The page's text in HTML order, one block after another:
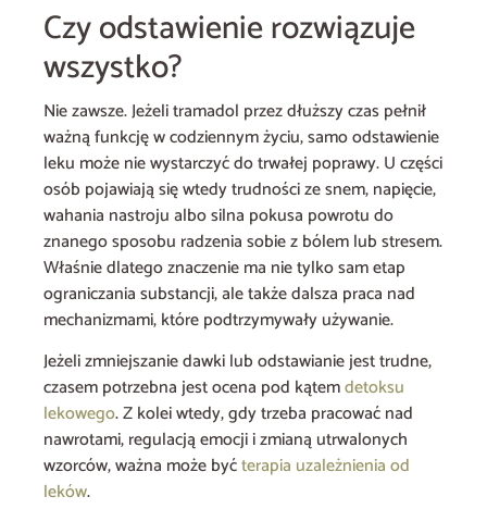
Czy odstawienie rozwiązuje
wszystko?
Nie zawsze. Jeżeli tramadol przez dłuższy czas pełnił
ważną funkcję w codziennym życiu, samo odstawienie
leku może nie wystarczyć do trwałej poprawy. U części
osób pojawiają się wtedy trudności ze snem, napięcie,
wahania nastroju albo silna pokusa powrotu do
znanego sposobu radzenia sobie z bólem lub stresem.
Właśnie dlatego znaczenie ma nie tylko sam etap
ograniczania substancji, ale także dalsza praca nad
mechanizmami, które podtrzymywały używanie.
Jeżeli zmniejszanie dawki lub odstawianie jest trudne,
czasem potrzebna jest ocena pod kątemdetoksu
lekowego. Z kolei wtedy, gdy trzeba pracować nad
nawrotami, regulacją emocji i zmianą utrwalonych
wzorców, ważna może byćterapia uzależnienia od
leków.